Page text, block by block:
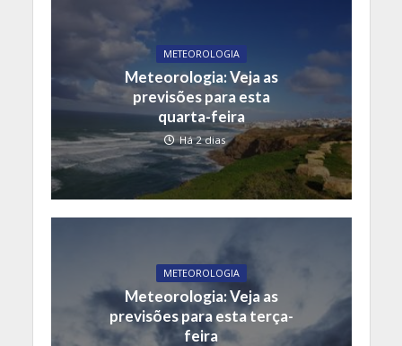
METEOROLOGIA
Meteorologia: Veja as
previsões para esta
quarta-feira
Há 2 dias
METEOROLOGIA
Meteorologia: Veja as
previsões para esta terça-
feira